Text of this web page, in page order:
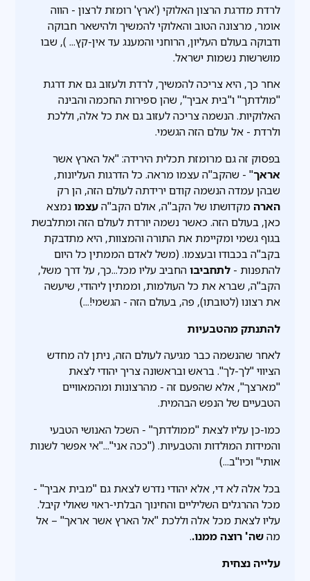
לרדת מדרגת הרצון האלוקי ('ארץ' רומזת לרצון - הווה
אומר, מרצונה הטוב והאלוקי להמשיך ולהישאר חבוקה
ודבוקה בעולם העליון, הרוחני והמענג עד אין-קץ... ), שבו
מושרשות נשמות ישראל.
אחר כך, היא צריכה להמשיך, לרדת ולעזוב גם את דרגת
"מולדתך" ו"בית אביך", שהן ספירות החכמה והבינה
האלוקיות. הנשמה צריכה לעזוב גם את כל אלה, וללכת
ולרדת - אל עולם הזה הגשמי.
בפסוק זה גם מרומזת תכלית הירידה: "אל הארץ אשר
אראך" - שהקב"ה עצמו מראה. כל הדרגות העליונות,
שבהן עמדה הנשמה קודם ירידתה לעולם הזה, הן רק
הארהמקדושתו של הקב"ה, אולם הקב"העצמונמצא
כאן, בעולם הזה. כאשר נשמה יורדת לעולם הזה ומתלבשת
בגוף גשמי ומקיימת את התורה והמצוות, היא מתדבקת
בקב"ה בכבודו ובעצמו. (משל לאדם הממתין כל היום
להתפנות - לתחביבוהחביב עליו מכל...כך, על דרך משל,
הקב"ה, שברא את כל העולמות, וממתין ליהודי, שיעשה
את רצונו (לטובתו), פה, בעולם הזה - הגשמי!...)
להתנתק מהטבעיות
לאחר שהנשמה כבר מגיעה לעולם הזה, ניתן לה מחדש
הציווי "לך-לך". בראש ובראשונה צריך יהודי לצאת
"מארצך", אלא שהפעם זה - מהרצונות ומהמאוויים
הטבעיים של הנפש הבהמית.
כמו-כן עליו לצאת "ממולדתך" - השכל האנושי הטבעי
והמידות המוּלדות והטבעיות. ("ככה אני"..."אי אפשר לשנות
אותי" וכיו"ב...)
בכל אלה לא די, אלא יהודי נדרש לצאת גם "מבית אביך" -
מכל ההרגלים השליליים והחינוך הבלתי-ראוי שאולי קיבל.
עליו לצאת מכל אלה וללכת "אל הארץ אשר אראך" – אל
מהשה' רוצה ממנו..
עלייה נצחית